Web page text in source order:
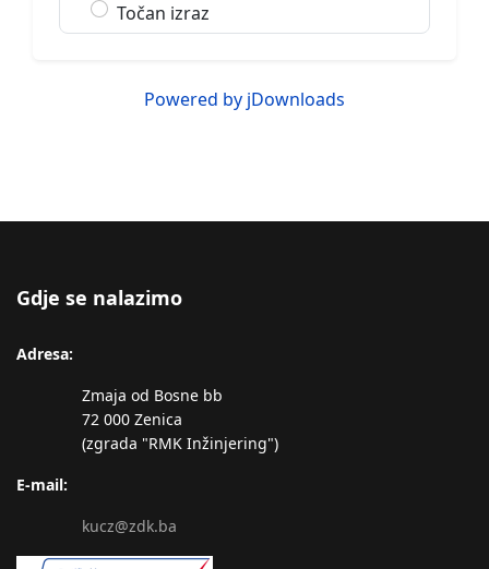
Točan izraz
Powered by jDownloads
Gdje se nalazimo
Adresa:
Zmaja od Bosne bb
72 000 Zenica
(zgrada "RMK Inžinjering")
E-mail:
kucz@zdk.ba